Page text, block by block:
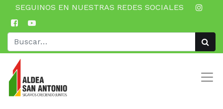
SEGUINOS EN NUESTRAS REDES SOCIALES